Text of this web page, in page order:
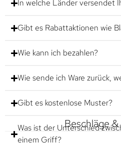
In welche Länder versendet
Gibt es Rabattaktionen wie
Wie kann ich bezahlen?
Wie sende ich Ware zurück,
Gibt es kostenlose Muster?
Beschläge
Was ist der Unterschied
einem Griff?